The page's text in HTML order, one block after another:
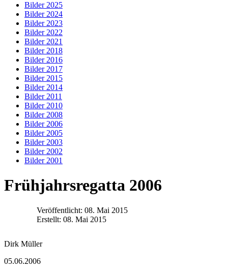
Bilder 2025
Bilder 2024
Bilder 2023
Bilder 2022
Bilder 2021
Bilder 2018
Bilder 2016
Bilder 2017
Bilder 2015
Bilder 2014
Bilder 2011
Bilder 2010
Bilder 2008
Bilder 2006
Bilder 2005
Bilder 2003
Bilder 2002
Bilder 2001
Frühjahrsregatta 2006
Veröffentlicht: 08. Mai 2015
Erstellt: 08. Mai 2015
Dirk Müller
05.06.2006